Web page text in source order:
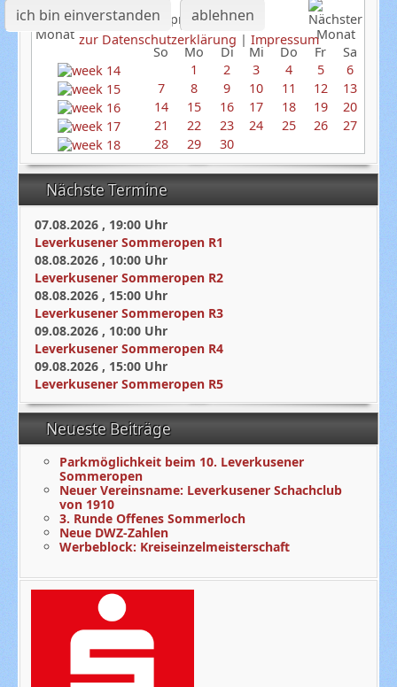
April 2024
So
Mo Di Mi Do Fr
Sa
1
2 3 4 5
6
7
8 9 10 11 12
13
14
15 16 17 18 19
20
21
22 23 24 25 26
27
28
29 30
Nächste Termine
07.08.2026 , 19:00 Uhr
Leverkusener Sommeropen R1
08.08.2026 , 10:00 Uhr
Leverkusener Sommeropen R2
08.08.2026 , 15:00 Uhr
Leverkusener Sommeropen R3
09.08.2026 , 10:00 Uhr
Leverkusener Sommeropen R4
09.08.2026 , 15:00 Uhr
Leverkusener Sommeropen R5
Neueste Beiträge
Parkmöglichkeit beim 10. Leverkusener
Sommeropen
Neuer Vereinsname: Leverkusener Schachclub
von 1910
3. Runde Offenes Sommerloch
Neue DWZ-Zahlen
Werbeblock: Kreiseinzelmeisterschaft
ich bin einverstanden ablehnen
zur Datenschutzerklärung | Impressum